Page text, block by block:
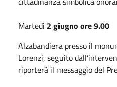
Martedì 2 giugno ore 9.00
Alzabandiera presso il
Lorenzi, seguito
riporterà il messaggio del